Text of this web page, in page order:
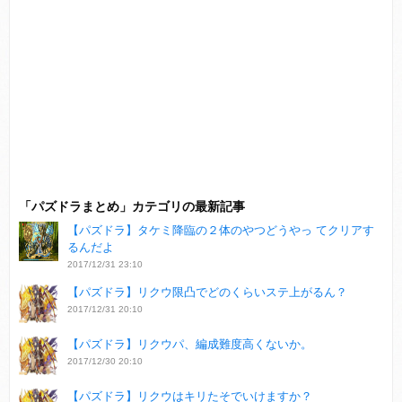
「パズドラまとめ」カテゴリの最新記事
【パズドラ】タケミ降臨の２体のやつどうやっ てクリアす
るんだよ
2017/12/31 23:10
【パズドラ】リクウ限凸でどのくらいステ上がるん？
2017/12/31 20:10
【パズドラ】リクウパ、編成難度高くないか。
2017/12/30 20:10
【パズドラ】リクウはキリたそでいけますか？